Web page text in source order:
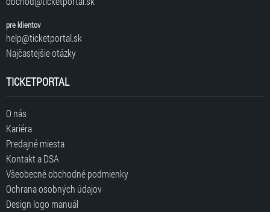
pre klientov
help@ticketportal.sk
Najčastejšie otázky
TICKETPORTAL
O nás
Kariéra
Predajné miesta
Kontakt a DSA
Všeobecné obchodné podmienky
Ochrana osobných údajov
Design logo manuál